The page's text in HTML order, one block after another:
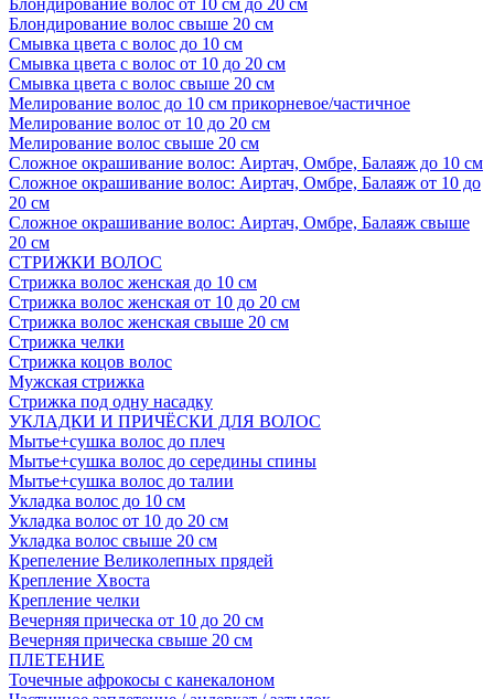
Блондирование волос от 10 см до 20 см
Блондирование волос свыше 20 см
Смывка цвета с волос до 10 см
Смывка цвета с волос от 10 до 20 см
Смывка цвета с волос свыше 20 см
Мелирование волос до 10 см прикорневое/частичное
Мелирование волос от 10 до 20 см
Мелирование волос свыше 20 см
Сложное окрашивание волос: Аиртач, Омбре, Балаяж до 10 см
Сложное окрашивание волос: Аиртач, Омбре, Балаяж от 10 до
20 см
Сложное окрашивание волос: Аиртач, Омбре, Балаяж свыше
20 см
СТРИЖКИ ВОЛОС
Стрижка волос женская до 10 см
Стрижка волос женская от 10 до 20 см
Стрижка волос женская свыше 20 см
Стрижка челки
Стрижка коцов волос
Мужская стрижка
Стрижка под одну насадку
УКЛАДКИ И ПРИЧЁСКИ ДЛЯ ВОЛОС
Мытье+сушка волос до плеч
Мытье+сушка волос до середины спины
Мытье+сушка волос до талии
Укладка волос до 10 см
Укладка волос от 10 до 20 см
Укладка волос свыше 20 см
Крепеление Великолепных прядей
Крепление Хвоста
Крепление челки
Вечерняя прическа от 10 до 20 см
Вечерняя прическа свыше 20 см
ПЛЕТЕНИЕ
Точечные афрокосы с канекалоном